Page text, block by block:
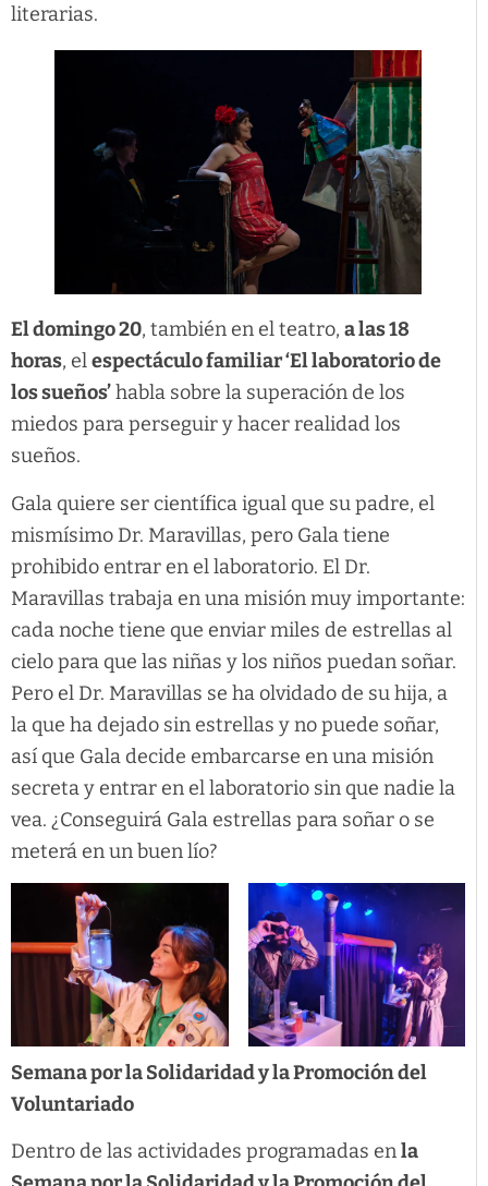
literarias.
El domingo 20, también en el teatro, a las 18
horas, elespectáculo familiar ‘El laboratorio de
los sueños’habla sobre la superación de los
miedos para perseguir y hacer realidad los
sueños.
Gala quiere ser científica igual que su padre, el
mismísimo Dr. Maravillas, pero Gala tiene
prohibido entrar en el laboratorio. El Dr.
Maravillas trabaja en una misión muy importante:
cada noche tiene que enviar miles de estrellas al
cielo para que las niñas y los niños puedan soñar.
Pero el Dr. Maravillas se ha olvidado de su hija, a
la que ha dejado sin estrellas y no puede soñar,
así que Gala decide embarcarse en una misión
secreta y entrar en el laboratorio sin que nadie la
vea. ¿Conseguirá Gala estrellas para soñar o se
meterá en un buen lío?
Semana por la Solidaridad y la Promoción del
Voluntariado
Dentro de las actividades programadas enla